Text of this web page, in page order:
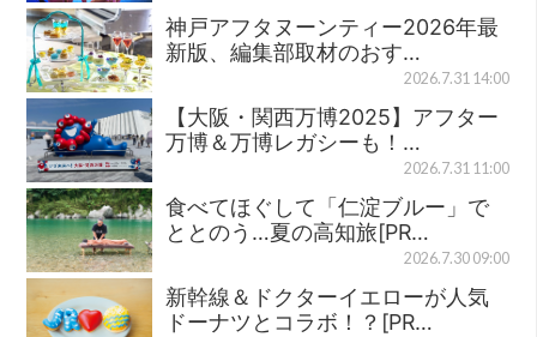
神戸アフタヌーンティー2026年最
新版、編集部取材のおす…
2026.7.31 14:00
【大阪・関西万博2025】アフター
万博＆万博レガシーも！…
2026.7.31 11:00
食べてほぐして「仁淀ブルー」で
ととのう…夏の高知旅[PR…
2026.7.30 09:00
新幹線＆ドクターイエローが人気
ドーナツとコラボ！？[PR…